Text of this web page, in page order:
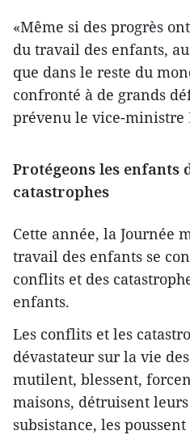
«Même si des progrès
du travail des enfants,
que dans le reste du
confronté à de grands
prévenu le vice-ministre
Protégeons les enfants
catastrophes
Cette année, la Journée
travail des enfants se
conflits et des
enfants.
Les conflits et les
dévastateur sur la vie
mutilent, blessent,
maisons, détruisent
subsistance, les